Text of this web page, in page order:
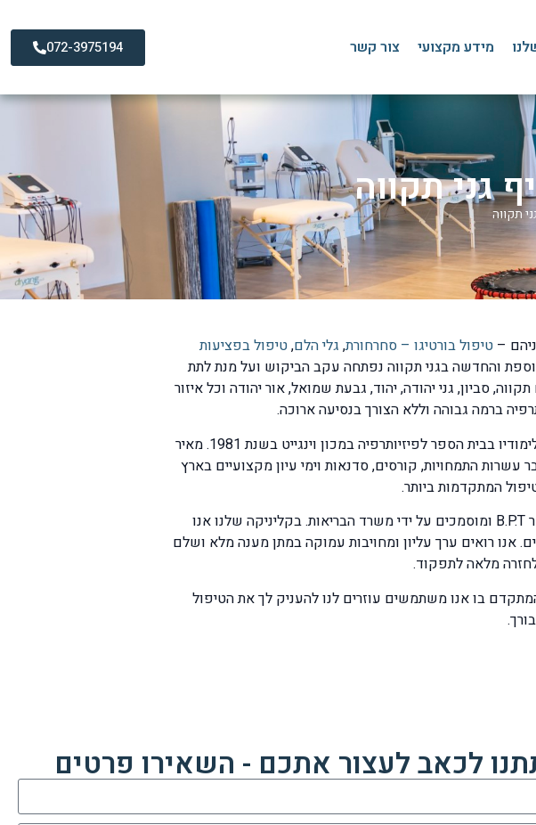
מידע מקצועי צור קשר 072-3975194
גני תקווה
תקווה
–טיפול בורטיגו – סחרחורת, גלי הלם,טיפול בפציעות
והחדשה בגני תקווה נפתחה עקב הביקוש ועל מנת לתת
סביון, גני יהודה, יהוד, גבעת שמואל, אור יהודה וכל איזור
ברמה גבוהה וללא הצורך בנסיעה ארוכה.
, פיזיותרפיסט מוסמך ועתיר ניסיון, אשר סיים את לימודיו בבית הספר לפיזיותרפיה במכון וינגייט בשנת 1981. מאיר
התמחויות, קורסים, סדנאות וימי עיון מקצועיים בארץ
המתקדמות ביותר.
בהתאם לסטנדרט הגבוה של הרשת, כל הפיזיותרפיסטים בארגופלוס הינם בעלי תואר B.P.T ומוסמכים על ידי משרד הבריאות. בקליניקה שלנו אנו
רואים ערך עליון ומחויבות עמוקה במתן מענה מלא ושלם
מלאה לתפקוד.
בו אנו משתמשים עוזרים לנו להעניק לך את הטיפול
לכאב לעצור אתכם - השאירו פרטים